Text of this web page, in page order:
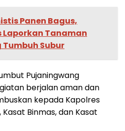
Panen Bagus,
Tanaman
Subur
Pujaningwang
berjalan aman dan
kepada Kapolres
Binmas, dan Kasat